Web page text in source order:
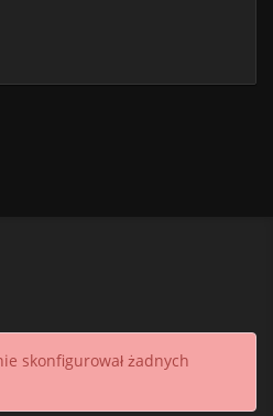
skonfigurował żadnych